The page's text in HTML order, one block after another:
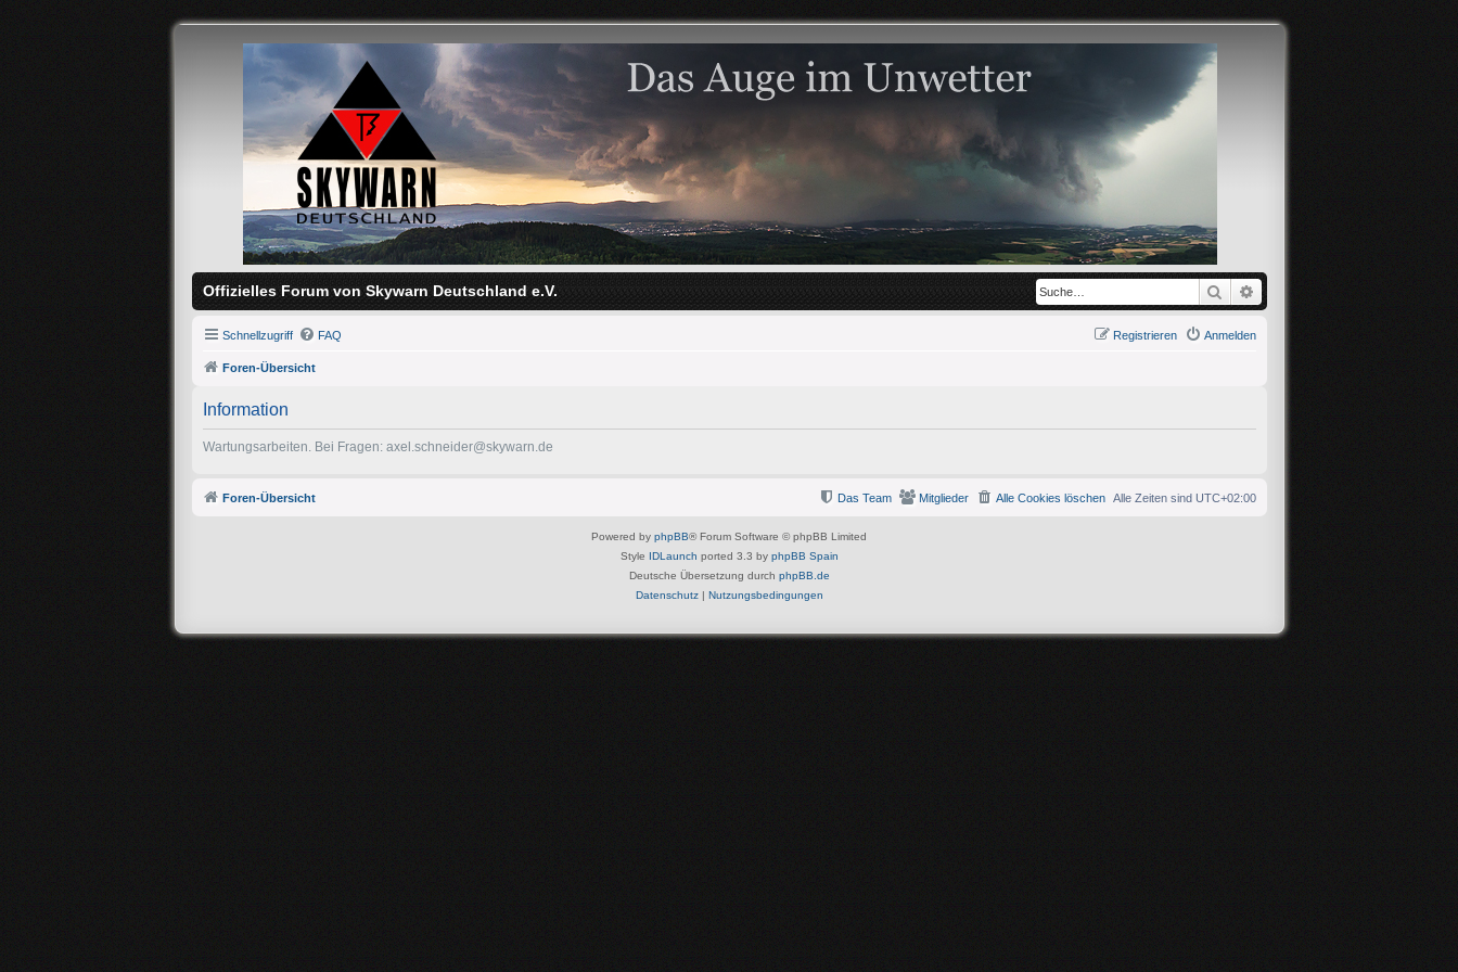
Offizielles Forum von Skywarn Deutschland e.V. Suche
Schnellzugriff FAQ Anmelden
Registrieren
Foren-Übersicht
Information
Wartungsarbeiten. Bei Fragen: axel.schneider@skywarn.de
Foren-Übersicht Alle Zeiten sind UTC+02:00
Alle Cookies löschen
Mitglieder
Das Team
Powered by phpBB® Forum Software © phpBB Limited
Style IDLaunch ported 3.3 by phpBB Spain
Deutsche Übersetzung durch phpBB.de
Datenschutz| Nutzungsbedingungen